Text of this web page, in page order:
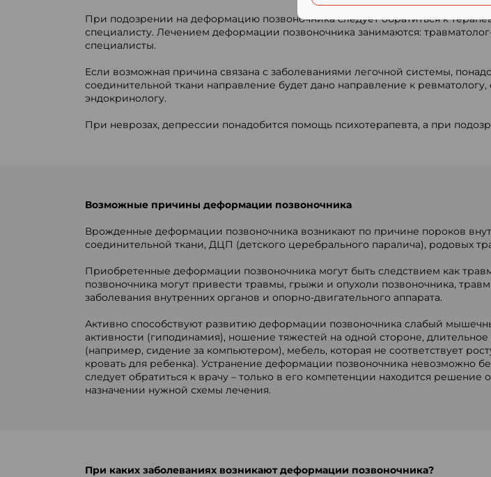
При подозрении на деформацию позвоночника следует обратиться к
специалисту. Лечением деформации позвоночника занимаются:
специалисты.
Если возможная причина связана с заболеваниями легочной системы,
соединительной ткани направление будет дано направление к
эндокринологу.
При неврозах, депрессии понадобится помощь психотерапевта, а при
Возможные причины деформации позвоночника
Врожденные деформации позвоночника возникают по причине пороков
соединительной ткани, ДЦП (детского церебрального паралича), родовых
Приобретенные деформации позвоночника могут быть следствием как
позвоночника могут привести травмы, грыжи и опухоли позвоночника,
заболевания внутренних органов и опорно-двигательного аппарата.
Активно способствуют развитию деформации позвоночника слабый
активности (гиподинамия), ношение тяжестей на одной стороне,
(например, сидение за компьютером), мебель, которая не соответствует
кровать для ребенка). Устранение деформации позвоночника невозможно
следует обратиться к врачу – только в его компетенции находится
назначении нужной схемы лечения.
При каких заболеваниях возникают деформации позвоночника?